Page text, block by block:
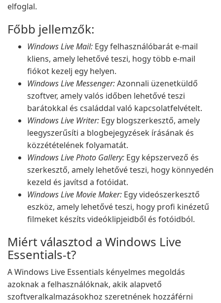
elfoglal.
Főbb jellemzők:
Windows Live Mail: Egy felhasználóbarát e-mail
kliens, amely lehetővé teszi, hogy több e-mail
fiókot kezelj egy helyen.
Windows Live Messenger:Azonnali üzenetküldő
szoftver, amely valós időben lehetővé teszi
barátokkal és családdal való kapcsolatfelvételt.
Windows Live Writer: Egy blogszerkesztő, amely
leegyszerűsíti a blogbejegyzések írásának és
közzétételének folyamatát.
Windows Live Photo Gallery: Egy képszervező és
szerkesztő, amely lehetővé teszi, hogy könnyedén
kezeld és javítsd a fotóidat.
Windows Live Movie Maker: Egy videószerkesztő
eszköz, amely lehetővé teszi, hogy profi kinézetű
filmeket készíts videóklipjeidből és fotóidból.
Miért választod a Windows Live
Essentials-t?
A Windows Live Essentials kényelmes megoldás
azoknak a felhasználóknak, akik alapvető
szoftveralkalmazásokhoz szeretnének hozzáférni